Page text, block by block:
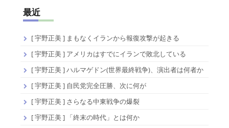
最近
[ 宇野正美 ] まもなくイランから報復攻撃が起きる
[ 宇野正美 ] アメリカはすでにイランで敗北している
[ 宇野正美 ] ハルマゲドン(世界最終戦争)、演出者は何者か
[ 宇野正美 ] 自民党完全圧勝、次に何が
[ 宇野正美 ] さらなる中東戦争の爆裂
[ 宇野正美 ] 「終末の時代」とは何か